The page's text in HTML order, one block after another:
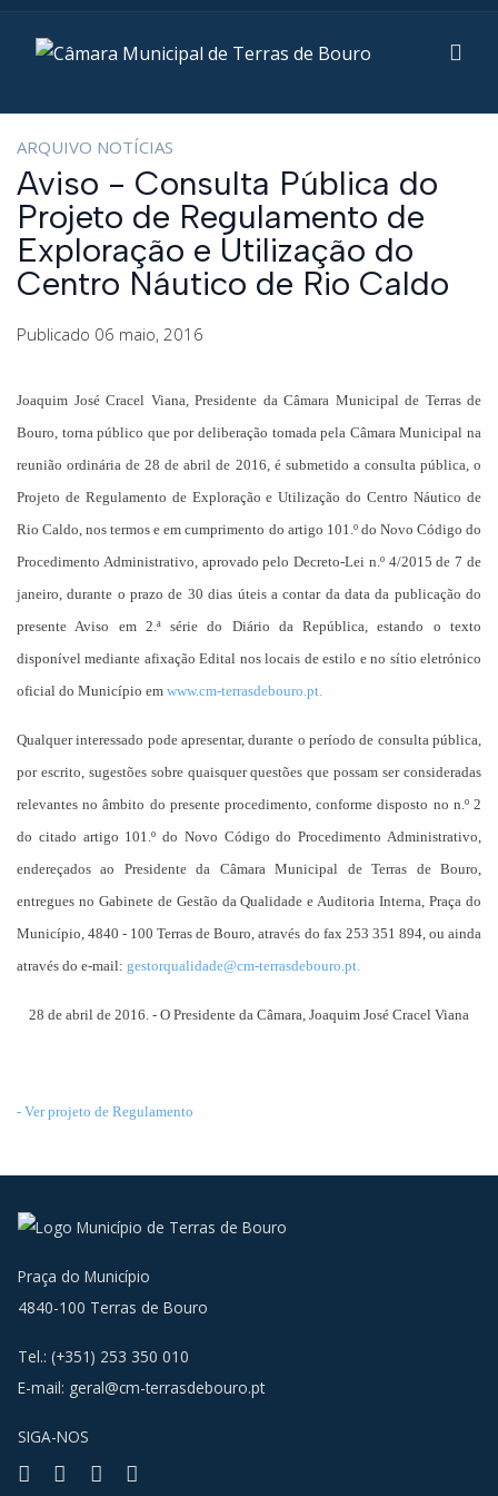
ARQUIVO NOTÍCIAS
Aviso - Consulta Pública do
Projeto de Regulamento de
Exploração e Utilização do
Centro Náutico de Rio Caldo
Publicado 06 maio, 2016
Joaquim José Cracel Viana, Presidente da Câmara Municipal de Terras de
Bouro, torna público que por deliberação tomada pela Câmara Municipal na
reunião ordinária de 28 de abril de 2016, é submetido a consulta pública, o
Projeto de Regulamento de Exploração e Utilização do Centro Náutico de
Rio Caldo, nos termos e em cumprimento do artigo 101.º do Novo Código do
Procedimento Administrativo, aprovado pelo Decreto-Lei n.º 4/2015 de 7 de
janeiro, durante o prazo de 30 dias úteis a contar da data da publicação do
presente Aviso em 2.ª série do Diário da República, estando o texto
disponível mediante afixação Edital nos locais de estilo e no sítio eletrónico
oficial do Município em www.cm-terrasdebouro.pt.
Qualquer interessado pode apresentar, durante o período de consulta pública,
por escrito, sugestões sobre quaisquer questões que possam ser consideradas
relevantes no âmbito do presente procedimento, conforme disposto no n.º 2
do citado artigo 101.º do Novo Código do Procedimento Administrativo,
endereçados ao Presidente da Câmara Municipal de Terras de Bouro,
entregues no Gabinete de Gestão da Qualidade e Auditoria Interna, Praça do
Município, 4840 - 100 Terras de Bouro, através do fax 253 351 894, ou ainda
através do e-mail: gestorqualidade@cm-terrasdebouro.pt.
28 de abril de 2016. - O Presidente da Câmara, Joaquim José Cracel Viana
- Ver projeto de Regulamento
Praça do Município
4840-100 Terras de Bouro
Tel.: (+351) 253 350 010
E-mail: geral@cm-terrasdebouro.pt
SIGA-NOS
Facebook
Youtube
Instagram